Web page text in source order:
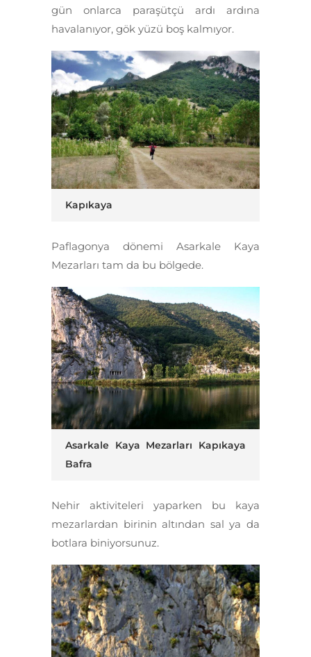
gün onlarca paraşütçü ardı ardına
havalanıyor, gök yüzü boş kalmıyor.
Kapıkaya
Paflagonya dönemi Asarkale Kaya
Mezarları tam da bu bölgede.
Asarkale Kaya Mezarları Kapıkaya
Bafra
Nehir aktiviteleri yaparken bu kaya
mezarlardan birinin altından sal ya da
botlara biniyorsunuz.